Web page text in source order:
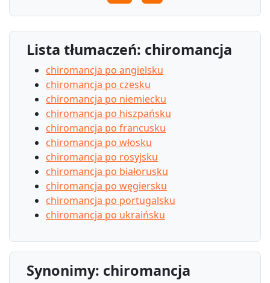
Lista tłumaczeń: chiromancja
chiromancja po angielsku
chiromancja po czesku
chiromancja po niemiecku
chiromancja po hiszpańsku
chiromancja po francusku
chiromancja po włosku
chiromancja po rosyjsku
chiromancja po białorusku
chiromancja po węgiersku
chiromancja po portugalsku
chiromancja po ukraińsku
Synonimy: chiromancja